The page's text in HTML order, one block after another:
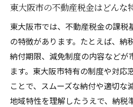
計画に与える影響
将来の都市計画方針と
よう
固定資産税の納期や問い合
東大阪市 固定資産税 納
不動産税金の納付期限
東大阪市の不動産税金はどんな
東大阪市では、不動産税金の課税
の特徴があります。たとえば、納
納付期限、減免制度の内容などが
ます。東大阪市特有の制度や対応
ことで、スムーズな納付や適切な
地域特性を理解したうえで、納税